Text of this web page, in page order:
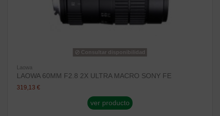
Consultar disponibilidad
Laowa
LAOWA 60MM F2.8 2X ULTRA MACRO SONY FE
319,13 €
ver producto